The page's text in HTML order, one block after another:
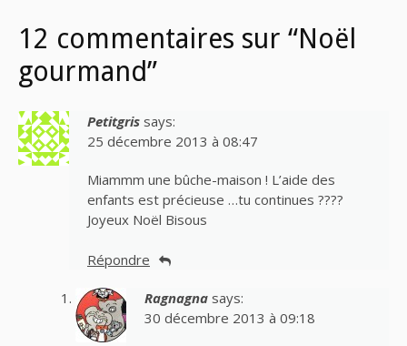
12 commentaires sur “Noël
gourmand”
Petitgris says:
25 décembre 2013 à 08:47
Miammm une bûche-maison ! L’aide des
enfants est précieuse …tu continues ????
Joyeux Noël Bisous
Répondre
Ragnagna says:
30 décembre 2013 à 09:18